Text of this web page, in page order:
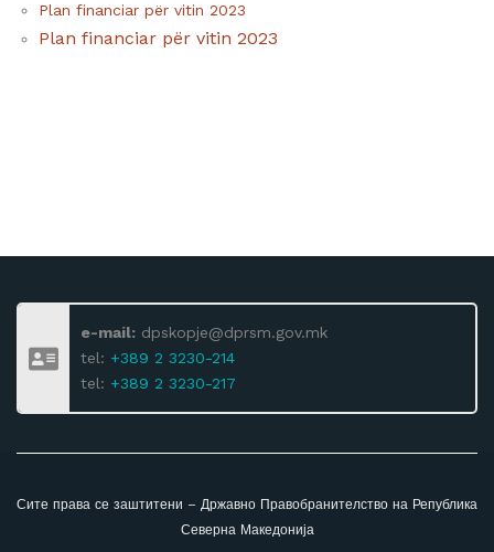
Plan financiar për vitin 2023
Plan financiar për vitin 2023
e-mail: dpskopje@dprsm.gov.mk
tel: +389 2 3230-214
tel: +389 2 3230-217
Сите права се заштитени – Државно Правобранителство на Република
Северна Македонија